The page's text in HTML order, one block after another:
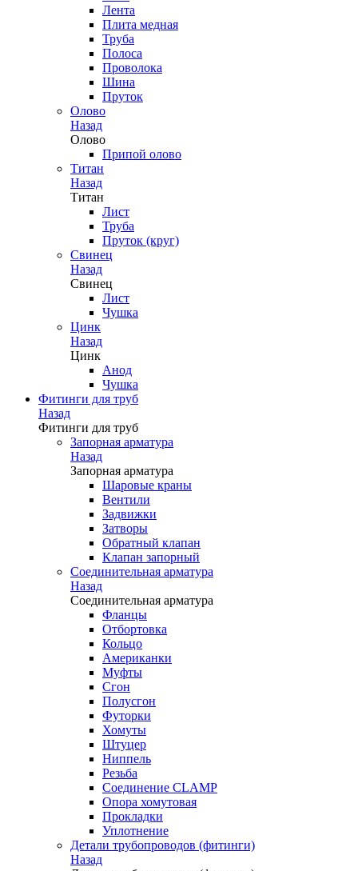
Лента
Плита медная
Труба
Полоса
Проволока
Шина
Пруток
Олово
Назад
Олово
Припой олово
Титан
Назад
Титан
Лист
Труба
Пруток (круг)
Свинец
Назад
Свинец
Лист
Чушка
Цинк
Назад
Цинк
Анод
Чушка
Фитинги для труб
Назад
Фитинги для труб
Запорная арматура
Назад
Запорная арматура
Шаровые краны
Вентили
Задвижки
Затворы
Обратный клапан
Клапан запорный
Соединительная арматура
Назад
Соединительная арматура
Фланцы
Отбортовка
Кольцо
Американки
Муфты
Сгон
Полусгон
Футорки
Хомуты
Штуцер
Ниппель
Резьба
Соединение CLAMP
Опора хомутовая
Прокладки
Уплотнение
Детали трубопроводов (фитинги)
Назад